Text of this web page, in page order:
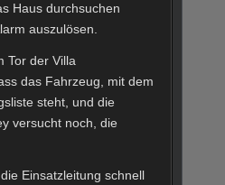
Haus durchsuchen
auszulösen.
Tor der Villa
das Fahrzeug, mit dem
steht, und die
versucht noch, die
Einsatzleitung schnell